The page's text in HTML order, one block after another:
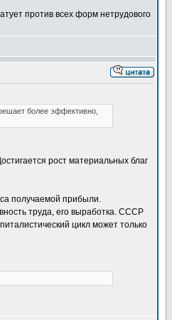
против всех форм нетрудового
более эффективно,
рост материальных благ
получаемой прибыли.
труда, его выработка. СССР
цикл может только